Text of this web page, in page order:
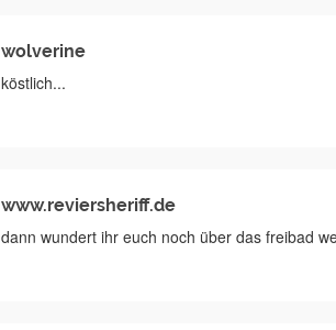
wolverine
köstlich...
www.reviersheriff.de
dann wundert ihr euch noch über das freibad